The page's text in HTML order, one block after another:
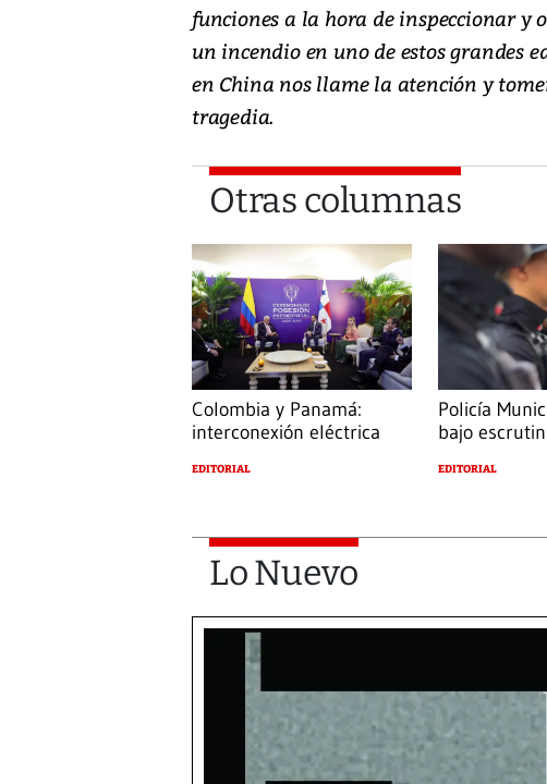
funciones a la hora de inspeccionar y
un incendio en uno de estos grandes
en China nos llame la atención y
tragedia.
Otras columnas
Colombia y Panamá:
interconexión eléctrica
EDITORIAL
Policía
bajo
EDITORIAL
Lo Nuevo